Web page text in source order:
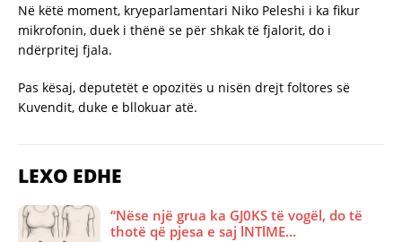
Në këtë moment, kryeparlamentari Niko Peleshi i ka fikur
mikrofonin, duek i thënë se për shkak të fjalorit, do i
ndërpritej fjala.
Pas kësaj, deputetët e opozitës u nisën drejt foltores së
Kuvendit, duke e bllokuar atë.
LEXO EDHE
“Nëse një grua ka GJ0KS të vogël, do të
thotë që pjesa e saj lNTlME…